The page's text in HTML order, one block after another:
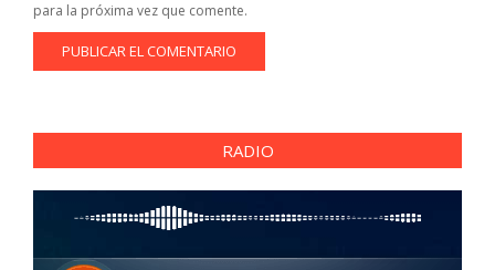
para la próxima vez que comente.
RADIO